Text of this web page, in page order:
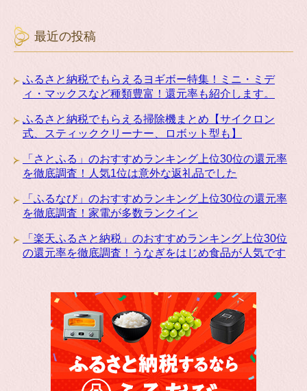
最近の投稿
ふるさと納税でもらえるヨギボー特集！ミニ・ミデ
ィ・マックスなど種類豊富！還元率も紹介します。
ふるさと納税でもらえる掃除機まとめ【サイクロン
式、スティッククリーナー、ロボット型も】
「さとふる」のおすすめランキング上位30位の還元率
を徹底調査！人気1位は意外な返礼品でした
「ふるなび」のおすすめランキング上位30位の還元率
を徹底調査！家電が多数ランクイン
「楽天ふるさと納税」のおすすめランキング上位30位
の還元率を徹底調査！うなぎをはじめ食品が人気です